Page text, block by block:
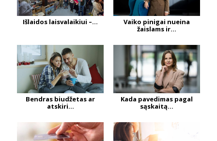
Išlaidos laisvalaikiui –...
Vaiko pinigai nueina
žaislams ir...
Bendras biudžetas ar
atskiri...
Kada pavedimas pagal
sąskaitą...